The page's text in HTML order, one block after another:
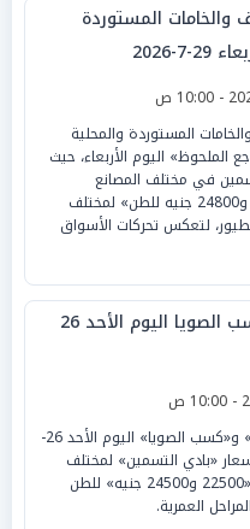
والخامات المستوردة
2026
المستوردة والمحلية
الملحوظ» اليوم الأربعاء، حيث
في مختلف المصانع
والشركات بين «22800 و24800 جنيه للطن» لمختلف
لتعكس تحركات الأسواق
أسعار الأعلاف وكسب الصويا اليوم الأحد 26
تفاوتت أسعار «الأعلاف» و«كسب الصويا» اليوم الأحد 26-
أسعار «بادي التسمين» لمختلف
الشركات والمصانع بين «22500 و24500 جنيه» للطن
العمرية.